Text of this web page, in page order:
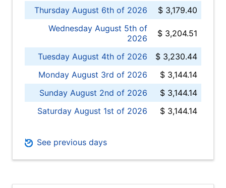
Thursday August 6th of 2026
$ 3,179.40
Wednesday August 5th of
2026
$ 3,204.51
Tuesday August 4th of 2026
$ 3,230.44
Monday August 3rd of 2026
$ 3,144.14
Sunday August 2nd of 2026
$ 3,144.14
Saturday August 1st of 2026
$ 3,144.14
See previous days